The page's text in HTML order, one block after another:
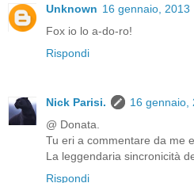
Unknown 16 gennaio, 2013
Fox io lo a-do-ro!
Rispondi
Nick Parisi.
16 gennaio,
@ Donata.
Tu eri a commentare da me
La leggendaria sincronicità
Rispondi